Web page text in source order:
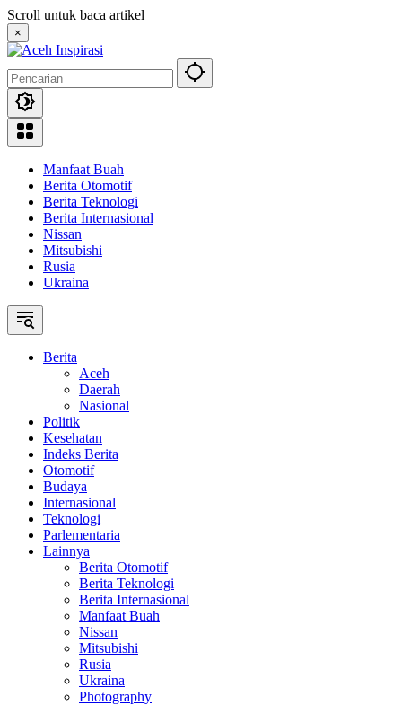
Langsung
ke
konten
Scroll untuk baca artikel
×
Manfaat Buah
Berita Otomotif
Berita Teknologi
Berita Internasional
Nissan
Mitsubishi
Rusia
Ukraina
Berita
Aceh
Daerah
Nasional
Politik
Kesehatan
Indeks Berita
Otomotif
Budaya
Internasional
Teknologi
Parlementaria
Lainnya
Berita Otomotif
Berita Teknologi
Berita Internasional
Manfaat Buah
Nissan
Mitsubishi
Rusia
Ukraina
Photography